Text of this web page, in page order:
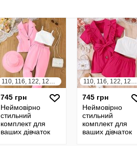
110, 116, 122, 128, 134, 140
745 грн
Неймовірно
стильний
комплект для
ваших дівчаток
110, 116, 122, 128, 134, 140
745 грн
Неймовірно
стильний
комплект для
ваших дівчаток